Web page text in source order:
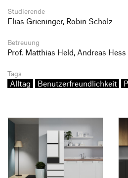
Studierende
Elias Grieninger, Robin Scholz
Betreuung
Prof. Matthias Held, Andreas Hess
Tags
Alltag Benutzerfreundlichkeit